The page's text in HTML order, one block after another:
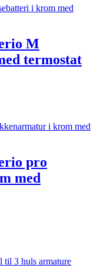
M
termostat
pro
med